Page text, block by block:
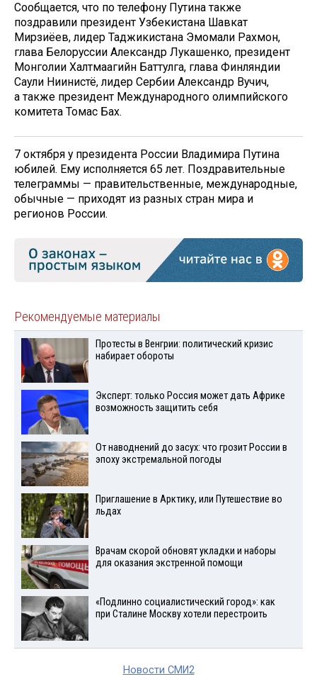
Сообщается, что по телефону Путина также
поздравили президент Узбекистана Шавкат
Мирзиёев, лидер Таджикистана Эмомали Рахмон,
глава Белоруссии Александр Лукашенко, президент
Монголии Халтмаагийн Баттулга, глава Финляндии
Саули Ниинистё, лидер Сербии Александр Вучич,
а также президент Международного олимпийского
комитета Томас Бах.
7 октября у президента России Владимира Путина
юбилей. Ему исполняется 65 лет. Поздравительные
телеграммы — правительственные, международные,
обычные — приходят из разных стран мира и
регионов России.
Рекомендуемые материалы
Протесты в Венгрии: политический кризис
набирает обороты
Эксперт: только Россия может дать Африке
возможность защитить себя
От наводнений до засух: что грозит России в
эпоху экстремальной погоды
Приглашение в Арктику, или Путешествие во
льдах
Врачам скорой обновят укладки и наборы
для оказания экстренной помощи
«Подлинно социалистический город»: как
при Сталине Москву хотели перестроить
Новости СМИ2